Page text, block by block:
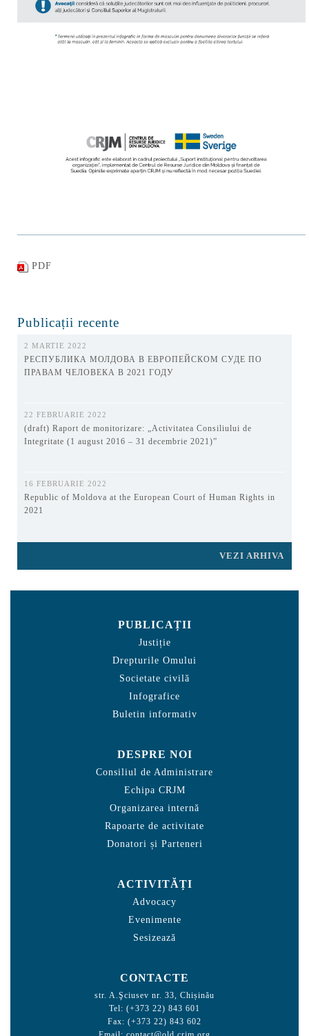
PDF
Publicații recente
2 MARTIE 2022
РЕСПУБЛИКА МОЛДОВА В ЕВРОПЕЙСКОМ СУДЕ ПО
ПРАВАМ ЧЕЛОВЕКА В 2021 ГОДУ
22 FEBRUARIE 2022
(draft) Raport de monitorizare: „Activitatea Consiliului de
Integritate (1 august 2016 – 31 decembrie 2021)”
16 FEBRUARIE 2022
Republic of Moldova at the European Court of Human Rights in
2021
VEZI ARHIVA
PUBLICAȚII
Justiție
Drepturile Omului
Societate civilă
Infografice
Buletin informativ
DESPRE NOI
Consiliul de Administrare
Echipa CRJM
Organizarea internă
Rapoarte de activitate
Donatori și Parteneri
ACTIVITĂȚI
Advocacy
Evenimente
Sesizează
CONTACTE
str. A.Şciusev nr. 33, Chișinău
Tel: (+373 22) 843 601
Fax: (+373 22) 843 602